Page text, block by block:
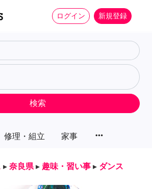
ログイン 新規登録
修理・組立 家事 more_horiz
検索
▸ 奈良県 ▸ 趣味・習い事 ▸ ダンス